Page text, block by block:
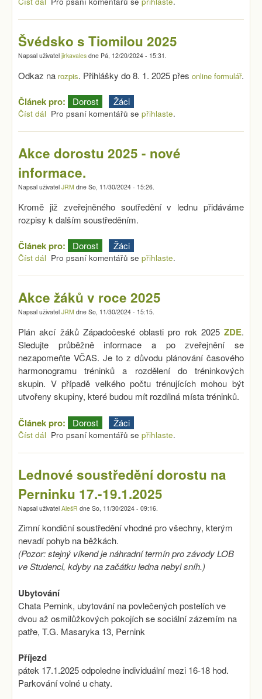
Švédsko s Tiomilou 2025
Napsal uživatel jirkavales dne Pá, 12/20/2024 - 15:31
Odkaz na rozpis. Přihlášky do 8. 1. 2025 přes online formulář.
Článek pro: Dorost Žáci
Číst dál Švédsko s Tiomilou 2025
Pro psaní komentářů se přihlaste.
Akce dorostu 2025 - nové
informace.
Napsal uživatel JRM dne So, 11/30/2024 - 15:26.
Kromě již zveřejněného soutředění v lednu přidáváme
rozpisy k dalším soustředěním.
Článek pro: Dorost Žáci
Číst dál Akce dorostu 2025 - nové informace.
Pro psaní komentářů se přihlaste.
Akce žáků v roce 2025
Napsal uživatel JRM dne So, 11/30/2024 - 15:15.
Plán akcí žáků Západočeské oblasti pro rok 2025 ZDE.
Sledujte průběžně informace a po zveřejnění se
nezapomeňte VČAS. Je to z důvodu plánování časového
harmonogramu tréninků a rozdělení do tréninkových
skupin. V případě velkého počtu trénujících mohou být
utvořeny skupiny, které budou mít rozdílná místa tréninků.
Článek pro: Dorost Žáci
Číst dál Akce žáků v roce 2025
Pro psaní komentářů se přihlaste.
Lednové soustředění dorostu na
Perninku 17.-19.1.2025
Napsal uživatel AlešR dne So, 11/30/2024 - 09:16
Zimní kondiční soustředění vhodné pro všechny, kterým
nevadí pohyb na běžkách.
(Pozor: stejný víkend je náhradní termín pro závody LOB
ve Studenci, kdyby na začátku ledna nebyl sníh.)
Ubytování
Chata Pernink, ubytování na povlečených postelích ve
dvou až osmilůžkových pokojích se sociální zázemím na
patře, T.G. Masaryka 13, Pernink
Příjezd
pátek 17.1.2025 odpoledne individuální mezi 16-18 hod.
Parkování volné u chaty.